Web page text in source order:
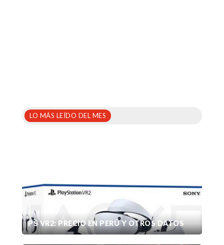
LO MÁS LEÍDO DEL MES
PS VR2: PRECIO EN PERÚ Y OTROS DATOS